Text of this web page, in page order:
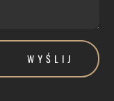
WYŚLIJ